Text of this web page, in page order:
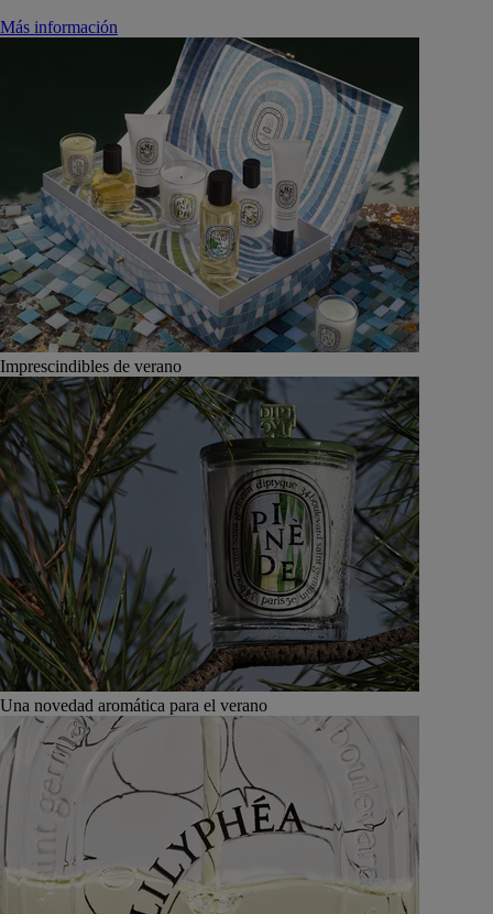
Más información
Imprescindibles de verano
Una novedad aromática para el verano